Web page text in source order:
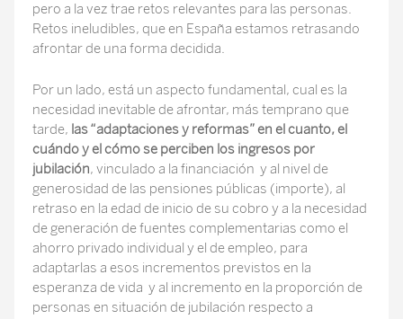
pero a la vez trae retos relevantes para las personas.
Retos ineludibles, que en España estamos retrasando
afrontar de una forma decidida.
Por un lado, está un aspecto fundamental, cual es la
necesidad inevitable de afrontar, más temprano que
tarde, las “adaptaciones y reformas” en el cuanto, el
cuándo y el cómo se perciben los ingresos por
jubilación, vinculado a la financiación y al nivel de
generosidad de las pensiones públicas (importe), al
retraso en la edad de inicio de su cobro y a la necesidad
de generación de fuentes complementarias como el
ahorro privado individual y el de empleo, para
adaptarlas a esos incrementos previstos en la
esperanza de vida y al incremento en la proporción de
personas en situación de jubilación respecto a